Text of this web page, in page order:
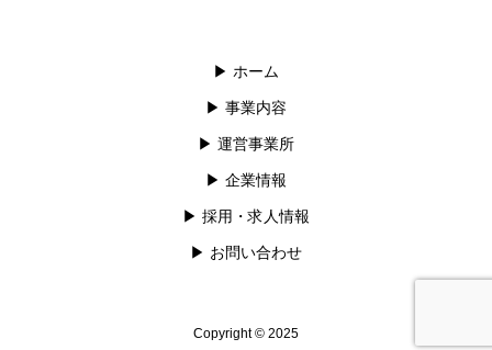
▶︎ ホーム
▶︎ 事業内容
▶︎ 運営事業所
▶︎ 企業情報
▶︎ 採用・求人情報
▶︎ お問い合わせ
Copyright © 2025